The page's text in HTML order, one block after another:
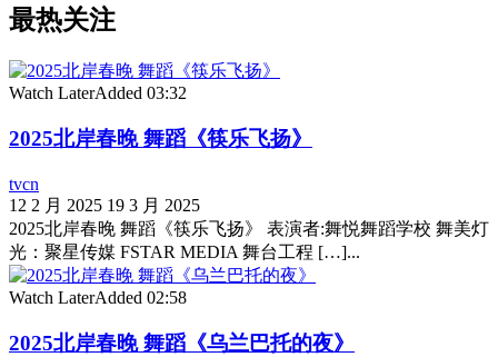
最热关注
Watch LaterAdded 03:32
2025北岸春晚 舞蹈《筷乐飞扬》
tvcn
12 2 月 2025 19 3 月 2025
2025北岸春晚 舞蹈《筷乐飞扬》 表演者:舞悦舞蹈学校 舞美灯
光：聚星传媒 FSTAR MEDIA 舞台工程 […]...
Watch LaterAdded 02:58
2025北岸春晚 舞蹈《乌兰巴托的夜》